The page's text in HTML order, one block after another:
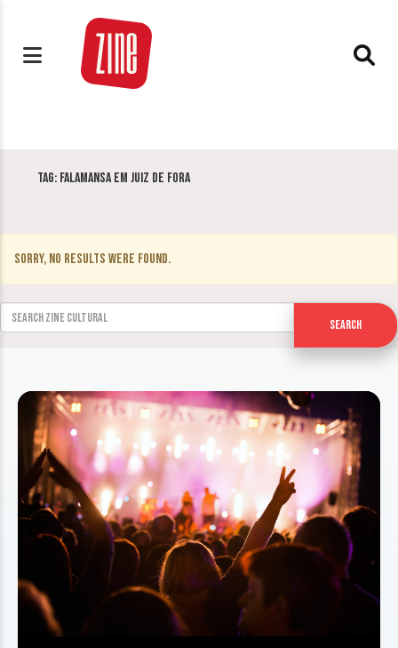
Tag: Falamansa em Juiz de Fora
Sorry, no results were found.
Search for:
Search